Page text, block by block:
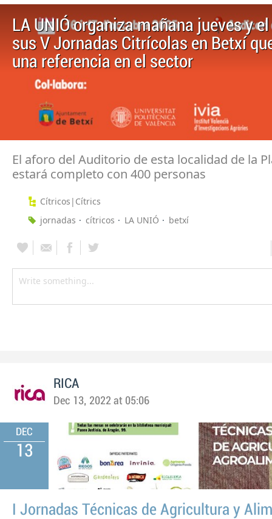
LA UNIÓ organiza mañana jueves y
sus V Jornadas Citrícolas en Betxí
una referencia en el sector
El aforo del Auditorio de esta localidad de la
estará completo con 400 personas
Cítricos|Cítrics
jornadas
cítricos LA UNIÓ betxí
RICA
Dec 13, 2022 at 05:06
DEC
13
I Jornadas Técnicas de Agricultura y